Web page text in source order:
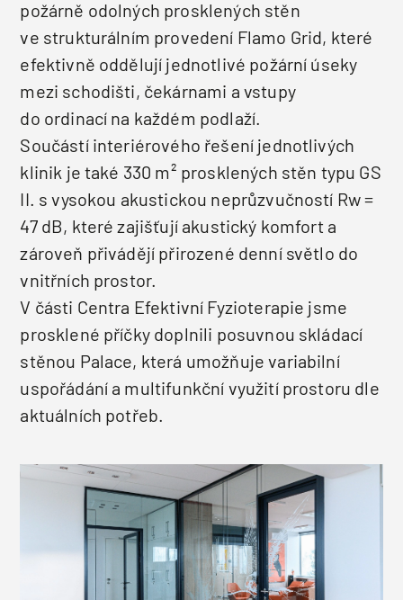
požárně odolných prosklených stěn
ve strukturálním provedení Flamo Grid, které
efektivně oddělují jednotlivé požární úseky
mezi schodišti, čekárnami a vstupy
do ordinací na každém podlaží.
Součástí interiérového řešení jednotlivých
klinik je také 330 m² prosklených stěn typu GS
II. s vysokou akustickou neprůzvučností Rw =
47 dB, které zajišťují akustický komfort a
zároveň přivádějí přirozené denní světlo do
vnitřních prostor.
V části Centra Efektivní Fyzioterapie jsme
prosklené příčky doplnili posuvnou skládací
stěnou Palace, která umožňuje variabilní
uspořádání a multifunkční využití prostoru dle
aktuálních potřeb.